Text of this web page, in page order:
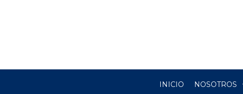
INICIO NOSOTROS